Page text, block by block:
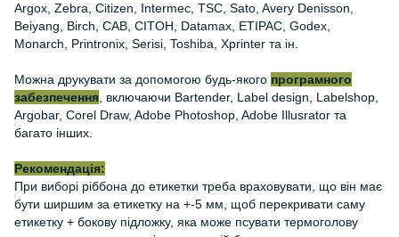
Argox, Zebra, Citizen, Intermec, TSC, Sato, Avery Denisson,
Beiyang, Birch, CAB, CITOH, Datamax, ETIPAC, Godex,
Monarch, Printronix, Serisi, Toshiba, Xprinter та ін.
Можна друкувати за допомогою будь-якого програмного
забезпечення , включаючи Bartender, Label design, Labelshop,
Argobar, Corel Draw, Adobe Photoshop, Adobe Illusrator та
багато інших.
Рекомендація:
При виборі ріббона до етикетки треба враховувати, що він має
бути ширшим за етикетку на +-5 мм, щоб перекривати саму
етикетку + бокову підложку, яка може псувати термоголову